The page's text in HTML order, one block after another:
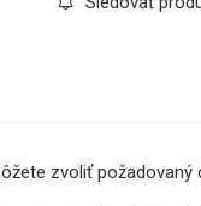
zvoliť požadovaný